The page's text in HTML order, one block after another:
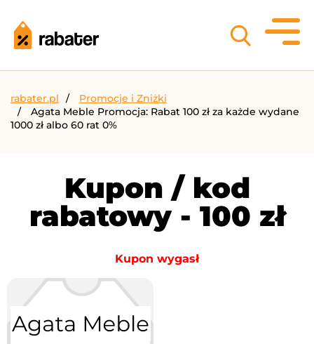
rabater.pl
Promocje i Zniżki
Agata Meble Promocja: Rabat 100 zł za każde wydane
1000 zł albo 60 rat 0%
Kupon / kod
rabatowy - 100 zł
Kupon wygasł